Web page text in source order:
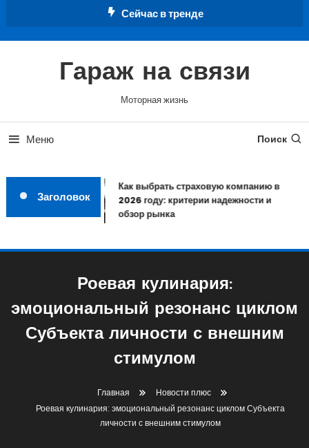
Сейчас в тренде
Гараж на связи
Моторная жизнь
Меню Поиск
Заголовок
Как выбрать страховую компанию в
2026 году: критерии надежности и
обзор рынка
Роевая кулинария:
эмоциональный резонанс циклом
Субъекта личности с внешним
стимулом
Главная
Новости плюс
Роевая кулинария: эмоциональный резонанс циклом Субъекта
личности с внешним стимулом